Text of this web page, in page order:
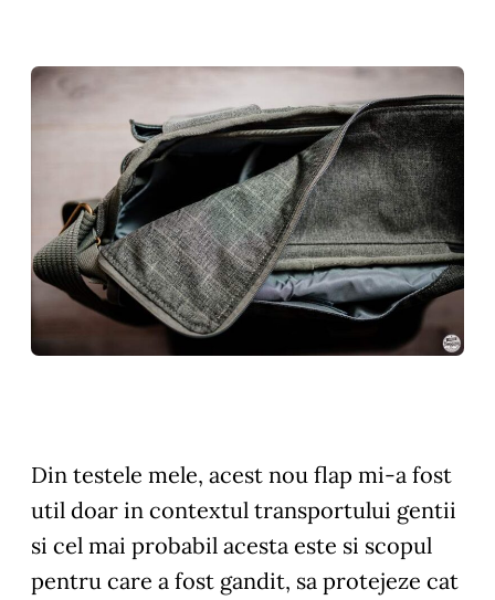
Din testele mele, acest nou flap mi-a fost
util doar in contextul transportului gentii
si cel mai probabil acesta este si scopul
pentru care a fost gandit, sa protejeze cat